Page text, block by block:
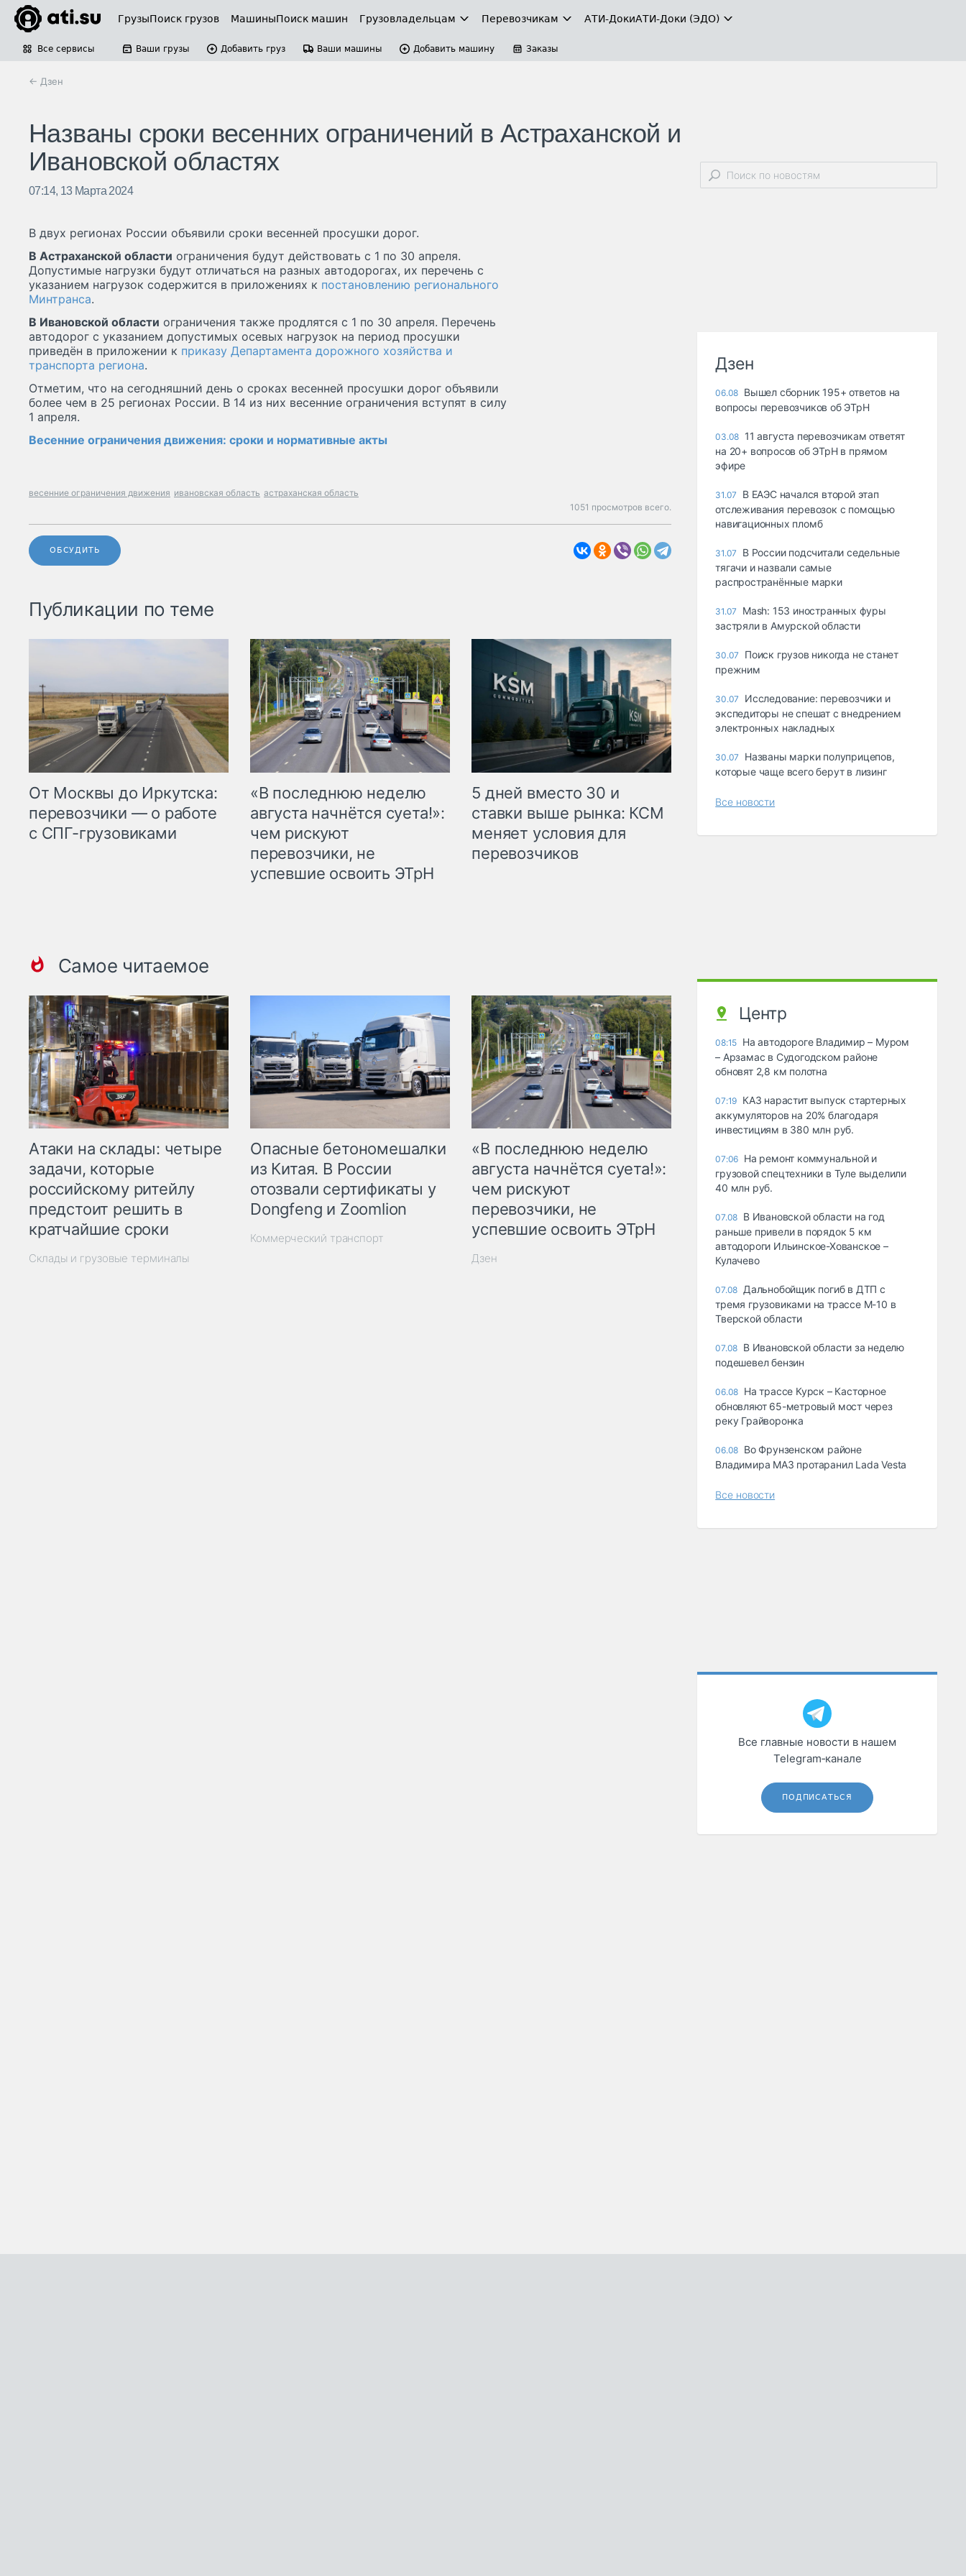
ГрузыПоиск грузов МашиныПоиск машин Грузовладельцам Перевозчикам АТИ-ДокиАТИ-Доки (ЭДО)
Все сервисы Ваши грузы Добавить груз Ваши машины Добавить машину Заказы
← Дзен
Названы сроки весенних ограничений в Астраханской и
Ивановской областях
07:14, 13 Марта 2024
В двух регионах России объявили сроки весенней просушки дорог.
В Астраханской области ограничения будут действовать с 1 по 30 апреля.
Допустимые нагрузки будут отличаться на разных автодорогах, их перечень с
указанием нагрузок содержится в приложениях к постановлению регионального
Минтранса.
В Ивановской области ограничения также продлятся с 1 по 30 апреля. Перечень
автодорог с указанием допустимых осевых нагрузок на период просушки
приведён в приложении к приказу Департамента дорожного хозяйства и
транспорта региона.
Отметим, что на сегодняшний день о сроках весенней просушки дорог объявили
более чем в 25 регионах России. В 14 из них весенние ограничения вступят в силу
1 апреля.
Весенние ограничения движения: сроки и нормативные акты
весенние ограничения движения ивановская область астраханская область
1051 просмотров всего.
ОБСУДИТЬ
Публикации по теме
От Москвы до Иркутска:
перевозчики — о работе
с СПГ-грузовиками
«В последнюю неделю
августа начнётся суета!»:
чем рискуют
перевозчики, не
успевшие освоить ЭТрН
5 дней вместо 30 и
ставки выше рынка: КСМ
меняет условия для
перевозчиков
Самое читаемое
Атаки на склады: четыре
задачи, которые
российскому ритейлу
предстоит решить в
кратчайшие сроки
Склады и грузовые терминалы
Опасные бетономешалки
из Китая. В России
отозвали сертификаты у
Dongfeng и Zoomlion
Коммерческий транспорт
«В последнюю неделю
августа начнётся суета!»:
чем рискуют
перевозчики, не
успевшие освоить ЭТрН
Дзен
Дзен
06.08 Вышел сборник 195+ ответов на
вопросы перевозчиков об ЭТрН
03.08 11 августа перевозчикам ответят
на 20+ вопросов об ЭТрН в прямом
эфире
31.07
В ЕАЭС начался второй этап
отслеживания перевозок с помощью
навигационных пломб
31.07
В России подсчитали седельные
тягачи и назвали самые
распространённые марки
31.07
Mash: 153 иностранных фуры
застряли в Амурской области
30.07
Поиск грузов никогда не станет
прежним
30.07
Исследование: перевозчики и
экспедиторы не спешат с внедрением
электронных накладных
30.07
Названы марки полуприцепов,
которые чаще всего берут в лизинг
Все новости
Центр
08:15 На автодороге Владимир – Муром
– Арзамас в Судогодском районе
обновят 2,8 км полотна
07:19 КАЗ нарастит выпуск стартерных
аккумуляторов на 20% благодаря
инвестициям в 380 млн руб.
07:06 На ремонт коммунальной и
грузовой спецтехники в Туле выделили
40 млн руб.
07.08 В Ивановской области на год
раньше привели в порядок 5 км
автодороги Ильинское-Хованское –
Кулачево
07.08 Дальнобойщик погиб в ДТП с
тремя грузовиками на трассе М-10 в
Тверской области
07.08 В Ивановской области за неделю
подешевел бензин
06.08 На трассе Курск – Касторное
обновляют 65-метровый мост через
реку Грайворонка
06.08 Во Фрунзенском районе
Владимира МАЗ протаранил Lada Vesta
Все новости
Все главные новости в нашем
Telegram‑канале
ПОДПИСАТЬСЯ